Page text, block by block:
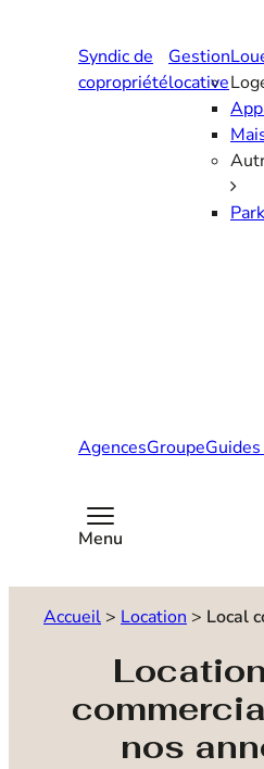
Syndic de
copropriété
Gestion
locative
AgencesGroupe
Menu
Accueil > Location > Local
nos